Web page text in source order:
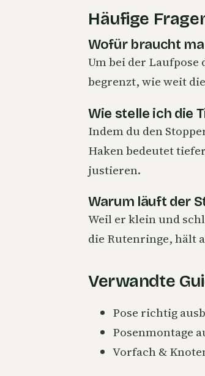
Häufige
Wofür braucht
Um bei der
begrenzt, wie weit
Wie stelle ich die
Indem du den
Haken bedeutet
justieren.
Warum läuft der
Weil er klein und
die Rutenringe, hält
Verwandte
Pose richtig
Posenmontage
Vorfach &